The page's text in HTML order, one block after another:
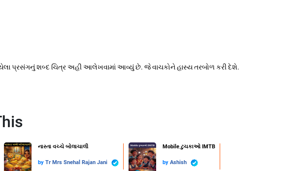
પ્રસંગનું શબ્દ ચિત્ર અહી આલેખવામાં આવ્યું છે. જે વાચકોને હાસ્ય તરબોળ કરી દેશે.
નાસ્તા વચ્ચે બોલાચાલી
by Tr Mrs Snehal Rajan Jani
Mobile ટુચકાઓ IMTB
by Ashish